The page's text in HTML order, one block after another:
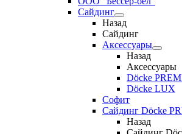
Сайдинг
Назад
Сайдинг
Аксессуары
Назад
Аксессуары
Döcke
Döcke LUX
Софит
Сайдинг Döcke
Назад